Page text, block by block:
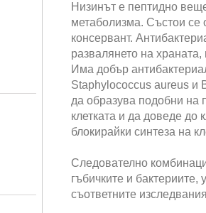
Низинът е пептидно
метаболизма. Състои се
консервант.
развалянето на
Има добър
Staphylococcus aureus и
да образува подобни на
клетката и да доведе до
блокирайки синтеза на
Следователно
гъбичките и
съответните